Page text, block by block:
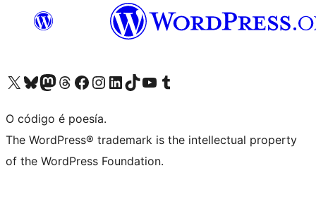
Visita la cuenta de X (anteriormente Twitter)
Visita a nosa conta de Bluesky
Visita a nosa conta de Mastodon
Visita a nosa conta de Threads
Visita a nosa páxina de Facebook
Visita a nosa conta de Instagram
Visita a nosa conta de LinkedIn
Visita a nosa conta de TikTok
Visita a nosa canle de YouTube
Visita a nosa conta de Tumblr
O código é poesía.
The WordPress® trademark is the intellectual property
of the WordPress Foundation.